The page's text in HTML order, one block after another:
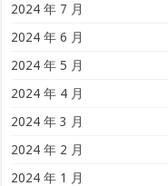
2024 年 7 月
2024 年 6 月
2024 年 5 月
2024 年 4 月
2024 年 3 月
2024 年 2 月
2024 年 1 月